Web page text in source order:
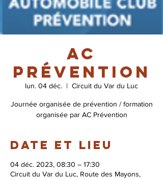
AC
Prévention
lun. 04 déc.
  |
Circuit du Var du Luc
Journée organisée de prévention / formation
organisée par AC Prévention
Date et lieu
04 déc. 2023, 08:30 – 17:30
Circuit du Var du Luc, Route des Mayons,